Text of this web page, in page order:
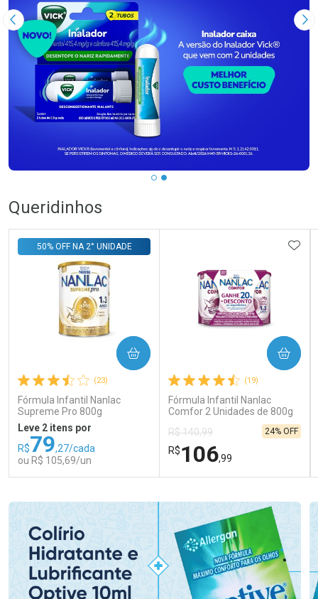
Imagem Anterior
Queridinhos
(23)
Fórmula Infantil Nanlac
Supreme Pro 800g
50% OFF NA 2° UNIDADE
Leve 2 itens por
R$79,27/cada
ou R$ 105,69/un
COMPRAR
(19)
Fórmula Infantil Nanlac
Comfor 2 Unidades de 800g
R$ 140,99
R$106,99
24% OFF
COMPRAR
Laboratório
Por Menos